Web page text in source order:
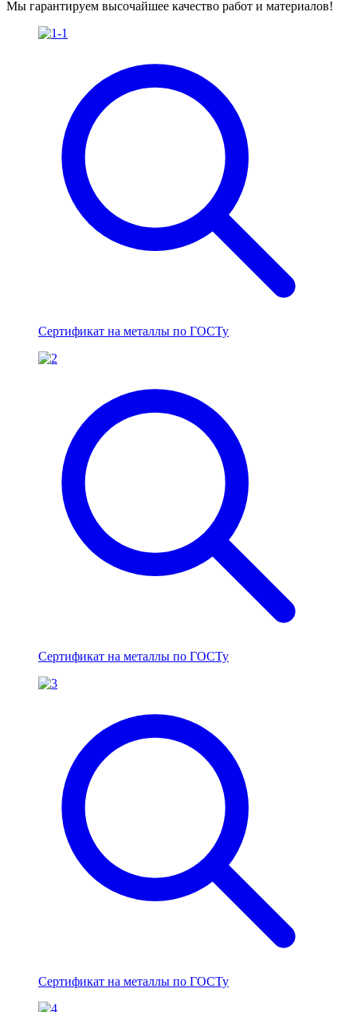
Мы гарантируем высочайшее качество работ и материалов!
Сертификат на металлы по ГОСТу
Сертификат на металлы по ГОСТу
Сертификат на металлы по ГОСТу